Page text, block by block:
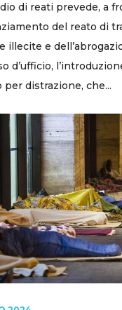
di reati prevede, a
del reato di
illecite e
d’ufficio,
per distrazione, che...